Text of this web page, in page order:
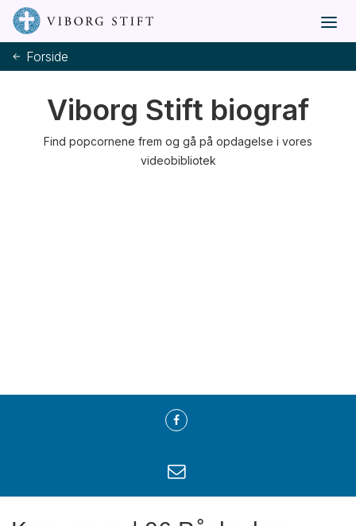
Forside
Viborg Stift biograf
Find popcornene frem og gå på opdagelse i vores
videobibliotek